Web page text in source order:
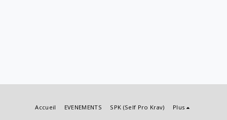
Accueil EVENEMENTS SPK (Self Pro Krav) Plus